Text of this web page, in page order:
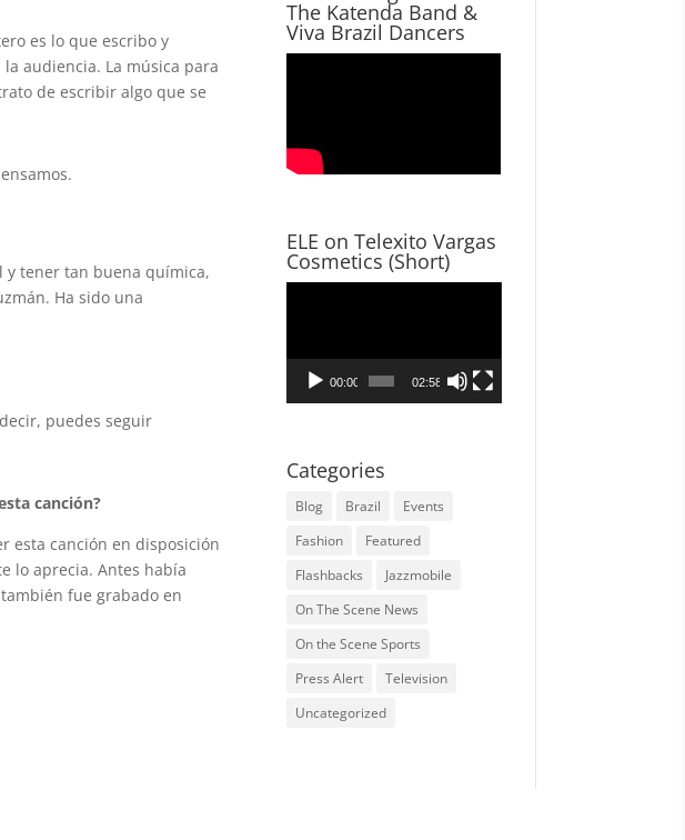
es lo que escribo y
audiencia. La música para
de escribir algo que se
tener tan buena química,
. Ha sido una
puedes seguir
canción?
esta canción en disposición
lo aprecia. Antes había
fue grabado en
The Katenda Band &
Viva Brazil Dancers
ELE on Telexito Vargas
Cosmetics (Short)
00:00 02:58
Categories
Blog Brazil
Events
Fashion
Featured
Flashbacks
Jazzmobile
On The Scene News
On the Scene Sports
Press Alert
Television
Uncategorized